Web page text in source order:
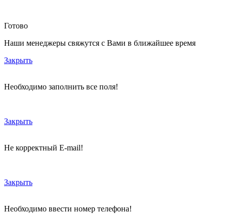
Готово
Наши менеджеры свяжутся с Вами в ближайшее время
Закрыть
Необходимо заполнить все поля!
Закрыть
Не корректный E-mail!
Закрыть
Необходимо ввести номер телефона!